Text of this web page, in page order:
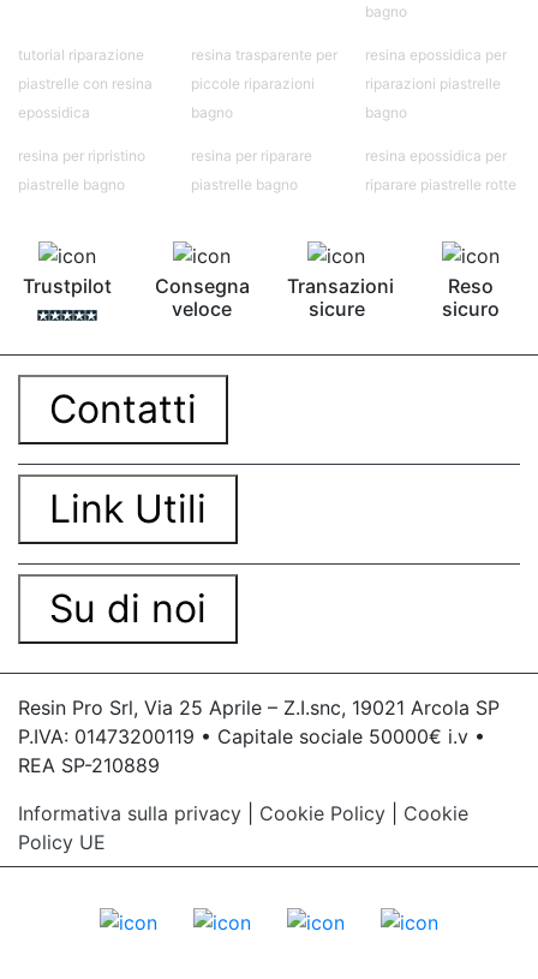
bagno
tutorial riparazione
piastrelle con resina
epossidica
resina trasparente per
piccole riparazioni
bagno
resina epossidica per
riparazioni piastrelle
bagno
resina per ripristino
piastrelle bagno
resina per riparare
piastrelle bagno
resina epossidica per
riparare piastrelle rotte
Trustpilot
Consegna
veloce
Transazioni
sicure
Reso
sicuro
Contatti
Link Utili
Su di noi
Resin Pro Srl, Via 25 Aprile – Z.I.snc, 19021 Arcola SP
P.IVA: 01473200119 • Capitale sociale 50000€ i.v •
REA SP-210889
Informativa sulla privacy
Cookie Policy
Cookie
Policy UE